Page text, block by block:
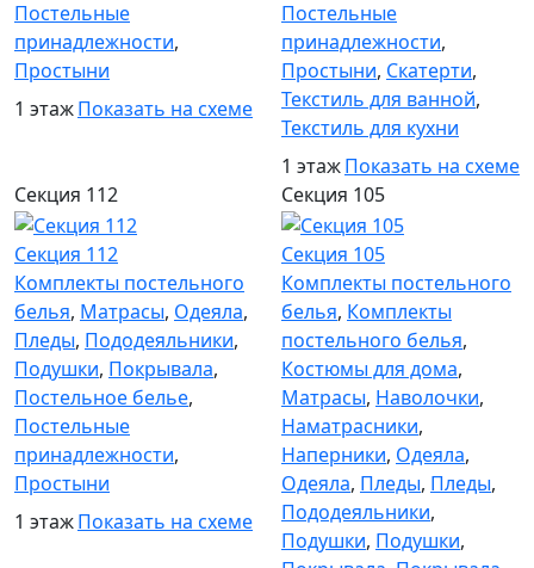
Постельные
принадлежности,
Простыни
1 этажПоказать на схеме
Постельные
принадлежности,
Простыни, Скатерти,
Текстиль для ванной,
Текстиль для кухни
1 этажПоказать на схеме
Секция 112
Секция 112
Комплекты постельного
белья, Матрасы, Одеяла,
Пледы, Пододеяльники,
Подушки, Покрывала,
Постельное белье,
Постельные
принадлежности,
Простыни
1 этажПоказать на схеме
Секция 105
Секция 105
Комплекты постельного
белья, Комплекты
постельного белья,
Костюмы для дома,
Матрасы, Наволочки,
Наматрасники,
Наперники, Одеяла,
Одеяла, Пледы, Пледы,
Пододеяльники,
Подушки, Подушки,